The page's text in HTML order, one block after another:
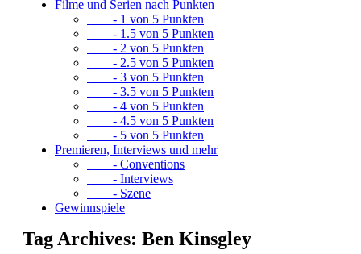
Filme und Serien nach Punkten
- 1 von 5 Punkten
- 1.5 von 5 Punkten
- 2 von 5 Punkten
- 2.5 von 5 Punkten
- 3 von 5 Punkten
- 3.5 von 5 Punkten
- 4 von 5 Punkten
- 4.5 von 5 Punkten
- 5 von 5 Punkten
Premieren, Interviews und mehr
- Conventions
- Interviews
- Szene
Gewinnspiele
Tag Archives: Ben Kinsgley